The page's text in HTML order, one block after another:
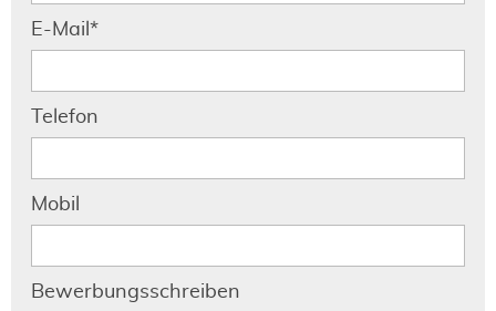
Pflichtfeld
E-Mail *
Telefon
Mobil
Bewerbungsschreiben